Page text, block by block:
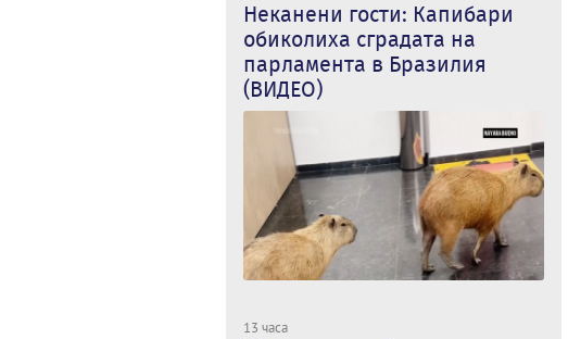
Неканени гости: Капибари
обиколиха сградата на
парламента в Бразилия
(ВИДЕО)
13 часа